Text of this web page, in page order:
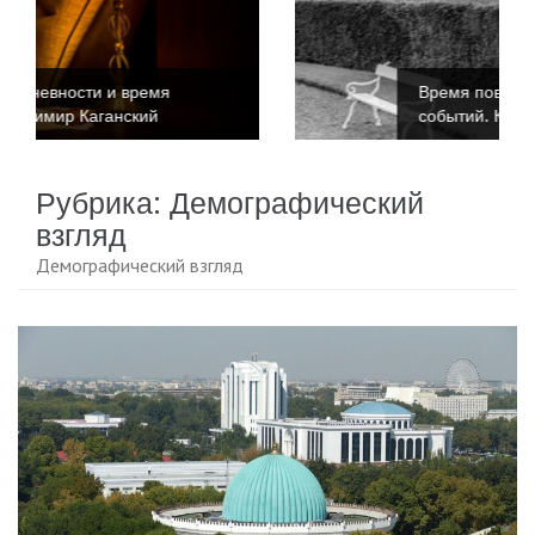
Время повседневности и время
событий. Катриона Келли
Рубрика: Демографический
взгляд
Демографический взгляд